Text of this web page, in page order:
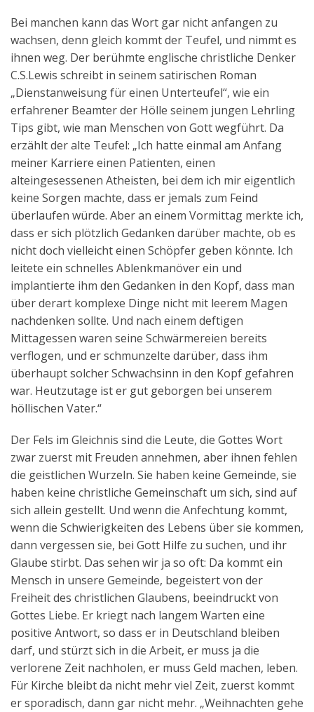
Bei manchen kann das Wort gar nicht anfangen zu
wachsen, denn gleich kommt der Teufel, und nimmt es
ihnen weg. Der berühmte englische christliche Denker
C.S.Lewis schreibt in seinem satirischen Roman
„Dienstanweisung für einen Unterteufel“, wie ein
erfahrener Beamter der Hölle seinem jungen Lehrling
Tips gibt, wie man Menschen von Gott wegführt. Da
erzählt der alte Teufel: „Ich hatte einmal am Anfang
meiner Karriere einen Patienten, einen
alteingesessenen Atheisten, bei dem ich mir eigentlich
keine Sorgen machte, dass er jemals zum Feind
überlaufen würde. Aber an einem Vormittag merkte ich,
dass er sich plötzlich Gedanken darüber machte, ob es
nicht doch vielleicht einen Schöpfer geben könnte. Ich
leitete ein schnelles Ablenkmanöver ein und
implantierte ihm den Gedanken in den Kopf, dass man
über derart komplexe Dinge nicht mit leerem Magen
nachdenken sollte. Und nach einem deftigen
Mittagessen waren seine Schwärmereien bereits
verflogen, und er schmunzelte darüber, dass ihm
überhaupt solcher Schwachsinn in den Kopf gefahren
war. Heutzutage ist er gut geborgen bei unserem
höllischen Vater.“
Der Fels im Gleichnis sind die Leute, die Gottes Wort
zwar zuerst mit Freuden annehmen, aber ihnen fehlen
die geistlichen Wurzeln. Sie haben keine Gemeinde, sie
haben keine christliche Gemeinschaft um sich, sind auf
sich allein gestellt. Und wenn die Anfechtung kommt,
wenn die Schwierigkeiten des Lebens über sie kommen,
dann vergessen sie, bei Gott Hilfe zu suchen, und ihr
Glaube stirbt. Das sehen wir ja so oft: Da kommt ein
Mensch in unsere Gemeinde, begeistert von der
Freiheit des christlichen Glaubens, beeindruckt von
Gottes Liebe. Er kriegt nach langem Warten eine
positive Antwort, so dass er in Deutschland bleiben
darf, und stürzt sich in die Arbeit, er muss ja die
verlorene Zeit nachholen, er muss Geld machen, leben.
Für Kirche bleibt da nicht mehr viel Zeit, zuerst kommt
er sporadisch, dann gar nicht mehr. „Weihnachten gehe